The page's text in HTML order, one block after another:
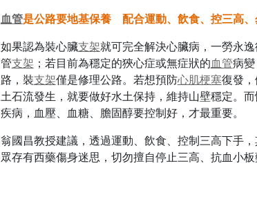
血管是公路要地基保養 配合運動、飲食、控三高、
如果認為裝心臟支架就可完全解決心臟病，一勞永
管支架 ；若目前為穩定的狹心症或無症狀的血管病
路，裝支架僅是修理公路。若想預防心肌梗塞復發，
土石流發生，就要做好水土保持，維持山壁穩定。
疾病，血壓、血糖、膽固醇要控制好，才最重要。
翁國昌教授建議，透過運動、飲食、控制三高下手
眾存有西藥傷身迷思，切勿擅自停止三高、抗血小板